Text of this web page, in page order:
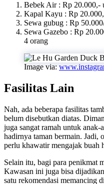
Bebek Air : Rp 20.000,-
Kapal Kayu : Rp
Sewa gubug : Rp
Sewa Gazebo : Rp
4 orang
Image via:
Fasilitas Lain
Nah, ada beberapa fasilitas
belum disebutkan diatas.
juga sangat ramah untuk anak-
hadirnya taman bermain. Jadi,
perlu khawatir mengajak buah
Selain itu, bagi para penikmat
Kawasan ini juga bisa
satu rekomendasi memancing